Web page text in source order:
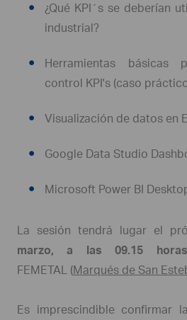
¿Qué KPI´s se deberían
industrial?
Herramientas básicas
control KPI's (caso
Visualización de datos en
Google Data Studio
Microsoft Power BI
La sesión tendrá lugar el
marzo, a las 09.15
FEMETAL (Marqués de San
Es imprescindible confirmar